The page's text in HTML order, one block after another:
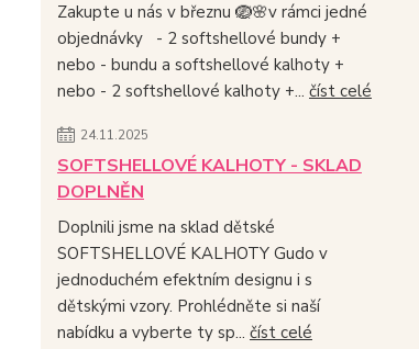
Zakupte u nás v březnu 🪺🌸v rámci jedné
objednávky - 2 softshellové bundy +
nebo - bundu a softshellové kalhoty +
nebo - 2 softshellové kalhoty +... číst celé
24.11.2025
SOFTSHELLOVÉ KALHOTY - SKLAD
DOPLNĚN
Doplnili jsme na sklad dětské
SOFTSHELLOVÉ KALHOTY Gudo v
jednoduchém efektním designu i s
dětskými vzory. Prohlédněte si naší
nabídku a vyberte ty sp... číst celé